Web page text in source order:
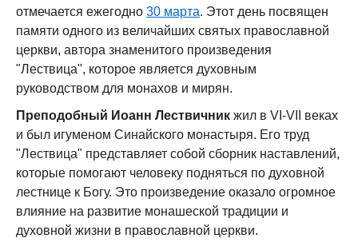
отмечается ежегодно 30 марта. Этот день посвящен
памяти одного из величайших святых православной
церкви, автора знаменитого произведения
"Лествица", которое является духовным
руководством для монахов и мирян.
Преподобный Иоанн Лествичник жил в VI-VII веках
и был игуменом Синайского монастыря. Его труд
"Лествица" представляет собой сборник наставлений,
которые помогают человеку подняться по духовной
лестнице к Богу. Это произведение оказало огромное
влияние на развитие монашеской традиции и
духовной жизни в православной церкви.